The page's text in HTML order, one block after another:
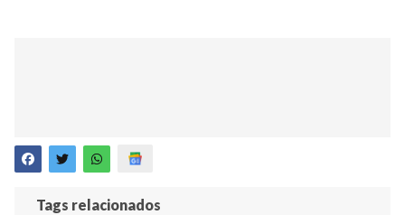
Tags relacionados